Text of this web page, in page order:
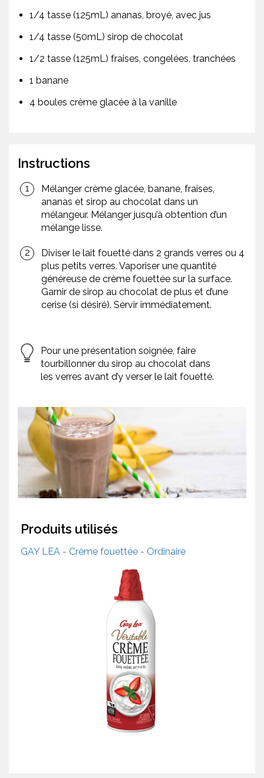
1/4 tasse (125mL) ananas, broyé, avec jus
1/4 tasse (50mL) sirop de chocolat
1/2 tasse (125mL) fraises, congelées, tranchées
1 banane
4 boules crème glacée à la vanille
Instructions
Mélanger crème glacée, banane, fraises,
ananas et sirop au chocolat dans un
mélangeur. Mélanger jusqu’à obtention d’un
mélange lisse.
Diviser le lait fouetté dans 2 grands verres ou 4
plus petits verres. Vaporiser une quantité
généreuse de crème fouettée sur la surface.
Garnir de sirop au chocolat de plus et d’une
cerise (si désiré). Servir immédiatement.
Pour une présentation soignée, faire
tourbillonner du sirop au chocolat dans
les verres avant d’y verser le lait fouetté.
Produits utilisés
GAY LEA - Crème fouettée - Ordinaire